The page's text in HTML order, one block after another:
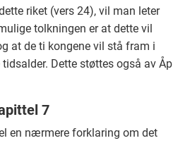
riket (vers 24), vil man leter
tolkningen er at dette vil
at de ti kongene vil stå fram i
Dette støttes også av Åp
7
en nærmere forklaring om det